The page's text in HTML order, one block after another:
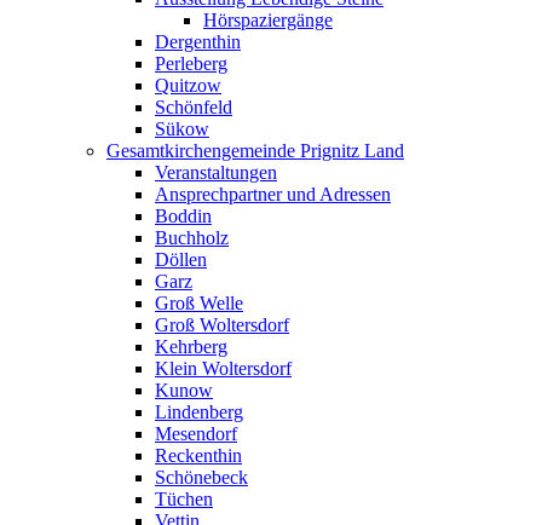
Hörspaziergänge
Dergenthin
Perleberg
Quitzow
Schönfeld
Sükow
Gesamtkirchengemeinde Prignitz Land
Veranstaltungen
Ansprechpartner und Adressen
Boddin
Buchholz
Döllen
Garz
Groß Welle
Groß Woltersdorf
Kehrberg
Klein Woltersdorf
Kunow
Lindenberg
Mesendorf
Reckenthin
Schönebeck
Tüchen
Vettin